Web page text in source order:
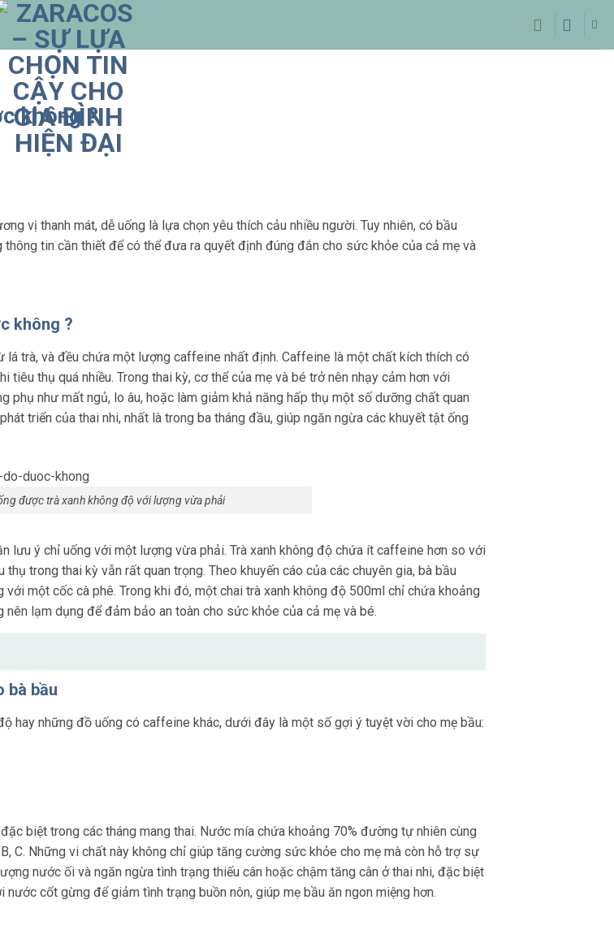
không ?
vị thanh mát, dễ uống là lựa chọn yêu thích cảu nhiều người. Tuy nhiên, có bầu
tin cần thiết để có thể đưa ra quyết định đúng đắn cho sức khỏe của cả mẹ và
không ?
lá trà, và đều chứa một lượng caffeine nhất định. Caffeine là một chất kích thích có
thụ quá nhiều. Trong thai kỳ, cơ thể của mẹ và bé trở nên nhạy cảm hơn với
phụ như mất ngủ, lo âu, hoặc làm giảm khả năng hấp thụ một số dưỡng chất quan
triển của thai nhi, nhất là trong ba tháng đầu, giúp ngăn ngừa các khuyết tật ống
được trà xanh không độ với lượng vừa phải
lưu ý chỉ uống với một lượng vừa phải. Trà xanh không độ chứa ít caffeine hơn so với
trong thai kỳ vẫn rất quan trọng. Theo khuyến cáo của các chuyên gia, bà bầu
một cốc cà phê. Trong khi đó, một chai trà xanh không độ 500ml chỉ chứa khoảng
lạm dụng để đảm bảo an toàn cho sức khỏe của cả mẹ và bé.
bà bầu
hay những đồ uống có caffeine khác, dưới đây là một số gợi ý tuyệt vời cho mẹ bầu:
biệt trong các tháng mang thai. Nước mía chứa khoảng 70% đường tự nhiên cùng
C. Những vi chất này không chỉ giúp tăng cường sức khỏe cho mẹ mà còn hỗ trợ sự
nước ối và ngăn ngừa tình trạng thiếu cân hoặc chậm tăng cân ở thai nhi, đặc biệt
cốt gừng để giảm tình trạng buồn nôn, giúp mẹ bầu ăn ngon miệng hơn.